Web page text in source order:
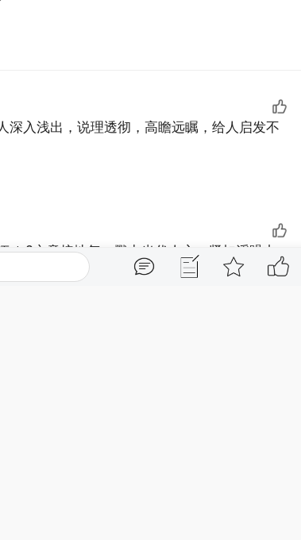
入浅出，说理透彻，高瞻远瞩，给人启发不
1.?立意接地气，戳中当代人心。紧扣浮躁内
懵懂的单纯与历经世事的简约，点明简单不是